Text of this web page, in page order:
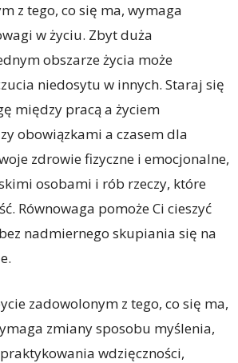
z tego, co się ma, wymaga
w życiu. Zbyt duża
obszarze życia może
niedosytu w innych. Staraj się
między pracą a życiem
obowiązkami a czasem dla
zdrowie fizyczne i emocjonalne,
osobami i rób rzeczy, które
Równowaga pomoże Ci cieszyć
nadmiernego skupiania się na
zadowolonym z tego, co się ma,
zmiany sposobu myślenia,
wdzięczności,